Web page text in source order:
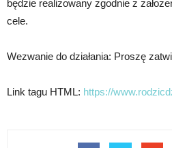
będzie realizowany zgodnie z
cele.
Wezwanie do działania: Proszę
Link tagu HTML: https://